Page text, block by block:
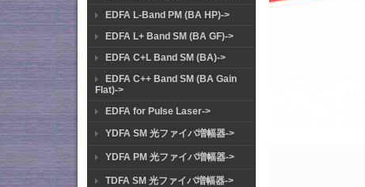
EDFA L-Band PM (BA HP)->
EDFA L+ Band SM (BA GF)->
EDFA C+L Band SM (BA)->
EDFA C++ Band SM (BA Gain
Flat)->
EDFA for Pulse Laser->
YDFA SM 光ファイバ増幅器->
YDFA PM 光ファイバ増幅器->
TDFA SM 光ファイバ増幅器->